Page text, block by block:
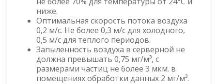
ниже.
Оптимальная скорость потока воздуха
0,2 м/с. Не более 0,3 м/с для холодного,
0,5 м/с для теплого периодов.
Запыленность воздуха в серверной не
должна превышать 0,75 мг/м³, с
размерами частиц не более 3 мкм. в
помещениях обработки данных 2 мг/м³.